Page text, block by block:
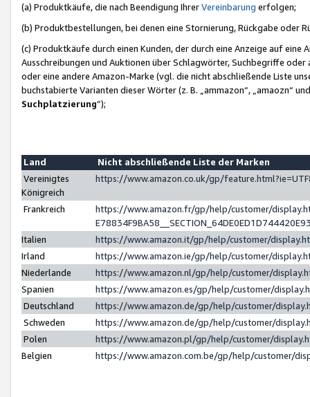
(a) Produktkäufe, die nach Beendigung IhrerVereinbarung erfolgen;
(b) Produktbestellungen, bei denen eine Stornierung, Rückgabe oder
(c) Produktkäufe durch einen Kunden, der durch eine Anzeige auf
Ausschreibungen und Auktionen über Schlagwörter, Suchbegriffe
oder eine andere Amazon-Marke (vgl. die nicht abschließende Liste
buchstabierte Varianten dieser Wörter (z. B. „ammazon“, „amaozn“
Suchplatzierung”);
Land
Nicht abschließende Liste der Marken
Vereinigtes
Königreich
https://www.amazon.co.uk/gp/
Frankreich
https://www.amazon.fr/gp/help/customer/
Italien
https://www.amazon.it/gp/help/customer/
Irland
https://www.amazon.ie/gp/help/customer/
Niederlande
https://www.amazon.nl/gp/help/customer/
Spanien
https://www.amazon.es/gp/help/customer/
Deutschland
https://www.amazon.de/gp/help/customer/
Schweden
https://www.amazon.de/gp/help/customer/
Polen
https://www.amazon.pl/gp/help/customer/
Belgien
https://www.amazon.com.be/gp/help/customer/